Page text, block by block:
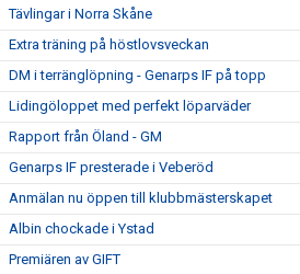
Tävlingar i Norra Skåne
Extra träning på höstlovsveckan
DM i terränglöpning - Genarps IF på topp
Lidingöloppet med perfekt löparväder
Rapport från Öland - GM
Genarps IF presterade i Veberöd
Anmälan nu öppen till klubbmästerskapet
Albin chockade i Ystad
Premiären av GIFT